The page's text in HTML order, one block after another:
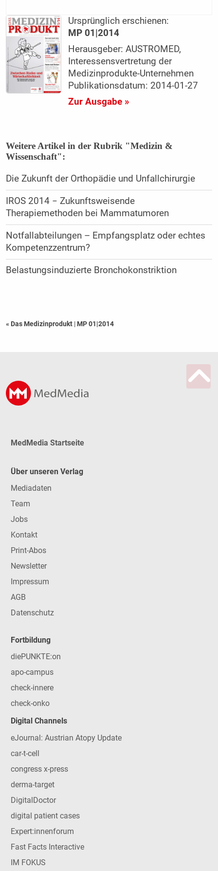
Ursprünglich erschienen:
MP 01|2014
Herausgeber: AUSTROMED,
Interessensvertretung der
Medizinprodukte-Unternehmen
Publikationsdatum: 2014-01-27
Zur Ausgabe »
Weitere Artikel in der Rubrik "Medizin &
Wissenschaft":
Die Zukunft der Orthopädie und Unfallchirurgie
IROS 2014 − Zukunftsweisende
Therapiemethoden bei Mammatumoren
Notfallabteilungen – Empfangsplatz oder echtes
Kompetenzzentrum?
Belastungsinduzierte Bronchokonstriktion
« Das Medizinprodukt | MP 01|2014
MedMedia Startseite
Über unseren Verlag
Mediadaten
Team
Jobs
Kontakt
Print-Abos
Newsletter
Impressum
AGB
Datenschutz
Fortbildung
diePUNKTE:on
apo-campus
check-innere
check-onko
Digital Channels
eJournal: Austrian Atopy Update
car-t-cell
congress x-press
derma-target
DigitalDoctor
digital patient cases
Expert:innenforum
Fast Facts Interactive
IM FOKUS